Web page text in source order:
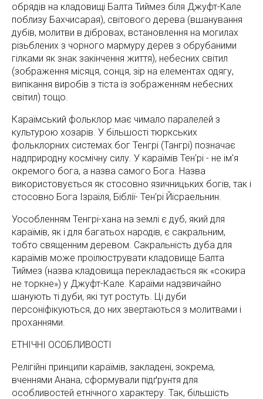
обрядів на кладовищі Балта Тиймез біля Джуфт-Кале
поблизу Бахчисарая), світового дерева (вшанування
дубів, молитви в дібровах, встановлення на могилах
різьблених з чорного мармуру дерев з обрубаними
гілками як знак закінчення життя), небесних світил
(зображення місяця, сонця, зір на елементах одягу,
випікання виробів з тіста із зображенням небесних
світил) тощо.
Караїмський фольклор має чимало паралелей з
культурою хозарів. У більшості тюркських
фольклорних системах бог Тенгрі (Тангрі) позначає
надприродну космічну силу. У караїмів Тен'рі - не ім'я
окремого бога, а назва самого Бога. Назва
використовується як стосовно язичницьких богів, так і
стосовно Бога Ізраїля, Біблії- Тен'рі Йісраельнин.
Уособленням Тенгрі-хана на землі є дуб, який для
караїмів, як і для багатьох народів, є сакральним,
тобто священним деревом. Сакральність дуба для
караїмів може проілюструвати кладовище Балта
Тиймез (назва кладовища перекладається як «сокира
не торкне») у Джуфт-Кале. Караїми надзвичайно
шанують ті дуби, які тут ростуть. Ці дуби
персоніфікуються, до них звертаються з молитвами і
проханнями.
ЕТНІЧНІ ОСОБЛИВОСТІ
Релігійні принципи караїмів, закладені, зокрема,
вченнями Анана, сформували підґрунтя для
особливостей етнічного характеру. Так, більшість